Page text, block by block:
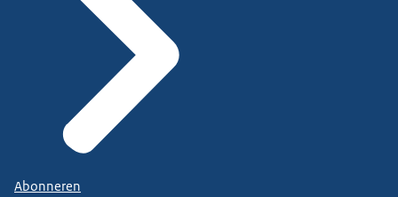
Abonneren